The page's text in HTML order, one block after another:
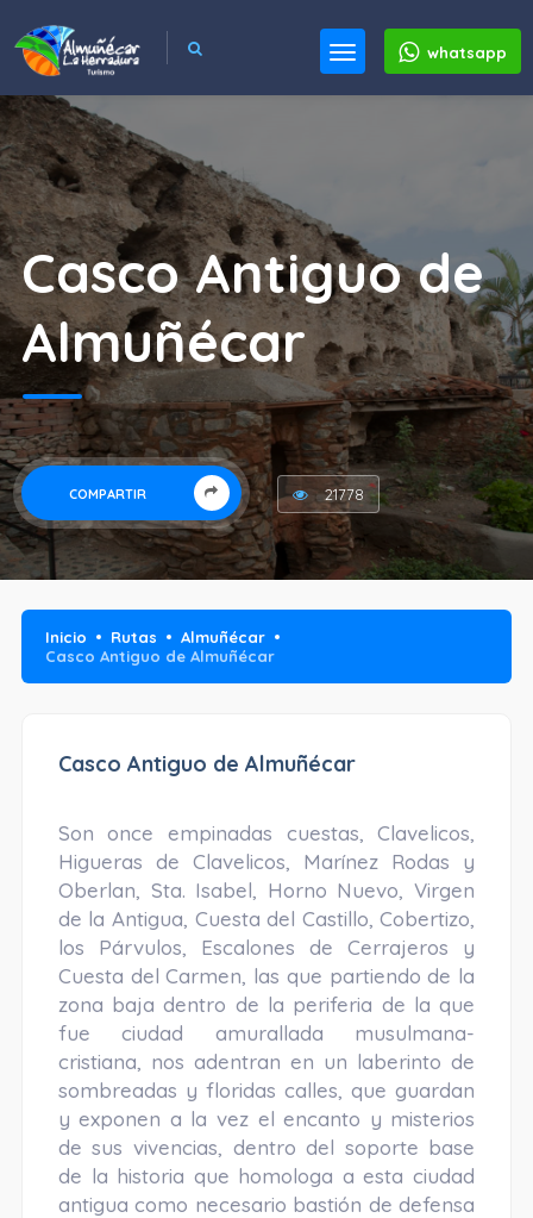
whatsapp
Casco Antiguo de
Almuñécar
COMPARTIR 21778
Inicio Rutas
Almuñécar
Casco Antiguo de Almuñécar
Casco Antiguo de Almuñécar
Son once empinadas cuestas, Clavelicos,
Higueras de Clavelicos, Marínez Rodas y
Oberlan, Sta. Isabel, Horno Nuevo, Virgen
de la Antigua, Cuesta del Castillo, Cobertizo,
los Párvulos, Escalones de Cerrajeros y
Cuesta del Carmen, las que partiendo de la
zona baja dentro de la periferia de la que
fue ciudad amurallada musulmana-
cristiana, nos adentran en un laberinto de
sombreadas y floridas calles, que guardan
y exponen a la vez el encanto y misterios
de sus vivencias, dentro del soporte base
de la historia que homologa a esta ciudad
antigua como necesario bastión de defensa